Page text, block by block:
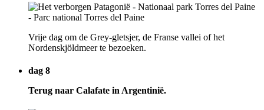
Vrije dag om de Grey-gletsjer, de Franse vallei of het
Nordenskjöldmeer te bezoeken.
dag 8
Terug naar Calafate in Argentinië.